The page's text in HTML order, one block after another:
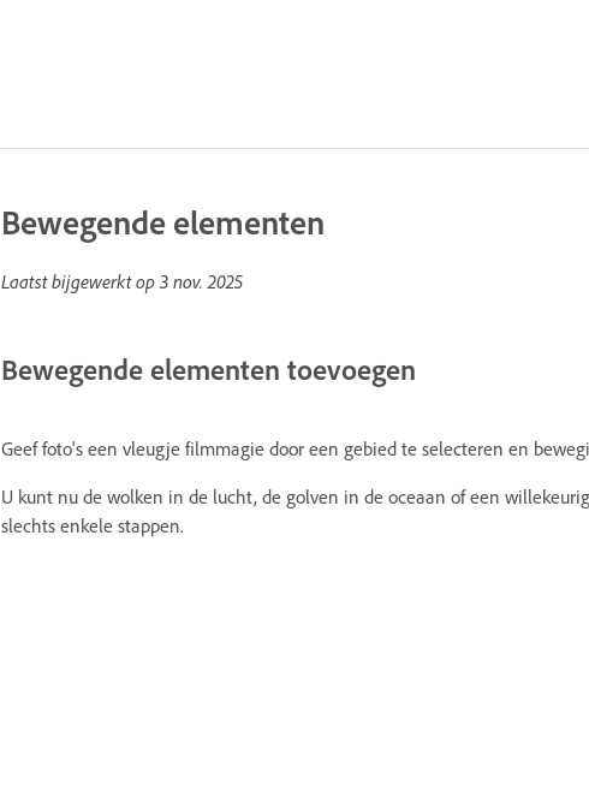
Bewegende elementen
Laatst bijgewerkt op 3 nov. 2025
Bewegende elementen toevoegen
Geef foto's een vleugje filmmagie door een gebied te selecteren en
U kunt nu de wolken in de lucht, de golven in de oceaan of een
slechts enkele stappen.